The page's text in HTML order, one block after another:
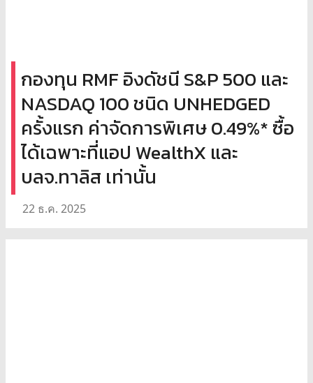
กองทุน RMF อิงดัชนี S&P 500 และ
NASDAQ 100 ชนิด UNHEDGED
ครั้งแรก ค่าจัดการพิเศษ 0.49%* ซื้อ
ได้เฉพาะที่แอป WealthX และ
บลจ.ทาลิส เท่านั้น
22 ธ.ค. 2025